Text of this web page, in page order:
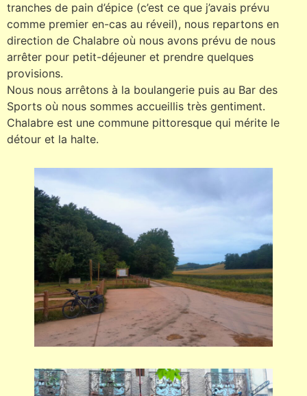
tranches de pain d’épice (c’est ce que j’avais prévu
comme premier en-cas au réveil), nous repartons en
direction de Chalabre où nous avons prévu de nous
arrêter pour petit-déjeuner et prendre quelques
provisions.
Nous nous arrêtons à la boulangerie puis au Bar des
Sports où nous sommes accueillis très gentiment.
Chalabre est une commune pittoresque qui mérite le
détour et la halte.